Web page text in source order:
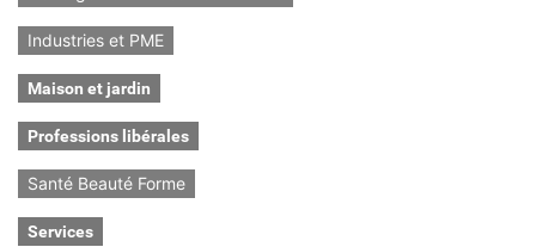
Industries et PME
Maison et jardin
Professions libérales
Santé Beauté Forme
Services